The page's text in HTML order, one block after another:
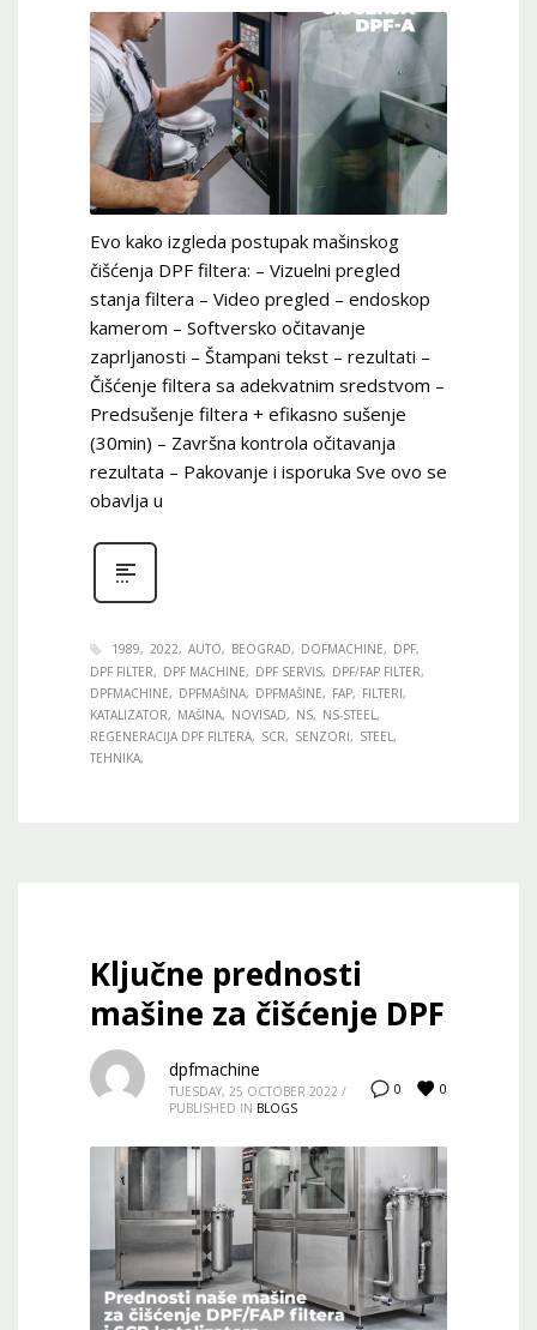
Evo kako izgleda postupak mašinskog
čišćenja DPF filtera: – Vizuelni pregled
stanja filtera – Video pregled – endoskop
kamerom – Softversko očitavanje
zaprljanosti – Štampani tekst – rezultati –
Čišćenje filtera sa adekvatnim sredstvom –
Predsušenje filtera + efikasno sušenje
(30min) – Završna kontrola očitavanja
rezultata – Pakovanje i isporuka Sve ovo se
obavlja u
1989 2022 AUTO BEOGRAD DOFMACHINE
DPF
DPF FILTER
DPF MACHINE DPF SERVIS
DPF/FAP FILTER
DPFMACHINE
DPFMAŠINA DPFMAŠINE FAP
FILTERI
KATALIZATOR
MAŠINA NOVISAD NS
NS-STEEL
REGENERACIJA DPF FILTERA
SCR SENZORI
STEEL
TEHNIKA
Ključne prednosti
mašine za čišćenje DPF
0 0
dpfmachine
TUESDAY, 25 OCTOBER 2022 /
PUBLISHED IN BLOGS